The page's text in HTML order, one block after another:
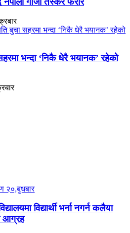
भन्दा ‘निकै धेरै भयानक’ रहेको
२०,बुधबार
विद्यार्थी भर्ना नगर्न कलैया
आग्रह